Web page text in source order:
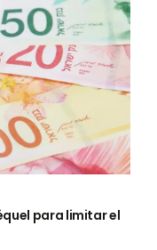
para limitar el